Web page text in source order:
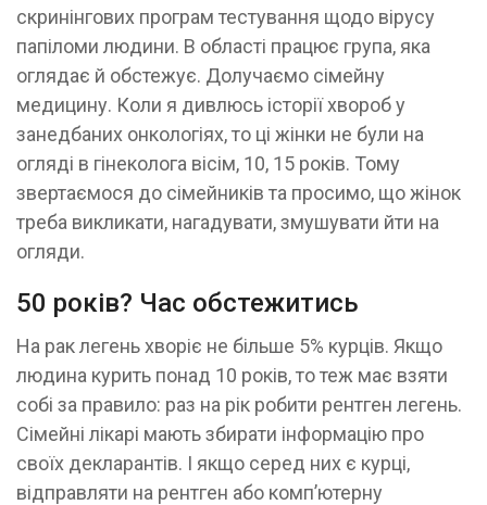
скринінгових програм тестування щодо вірусу
папіломи людини. В області працює група, яка
оглядає й обстежує. Долучаємо сімейну
медицину. Коли я дивлюсь історії хвороб у
занедбаних онкологіях, то ці жінки не були на
огляді в гінеколога вісім, 10, 15 років. Тому
звертаємося до сімейників та просимо, що жінок
треба викликати, нагадувати, змушувати йти на
огляди.
50 років? Час обстежитись
На рак легень хворіє не більше 5% курців. Якщо
людина курить понад 10 років, то теж має взяти
собі за правило: раз на рік робити рентген легень.
Сімейні лікарі мають збирати інформацію про
своїх декларантів. І якщо серед них є курці,
відправляти на рентген або комп’ютерну